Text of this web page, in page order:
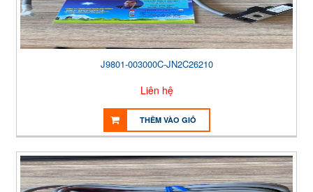
J9801-003000C-JN2C26210
Liên hệ
THÊM VÀO GIỎ